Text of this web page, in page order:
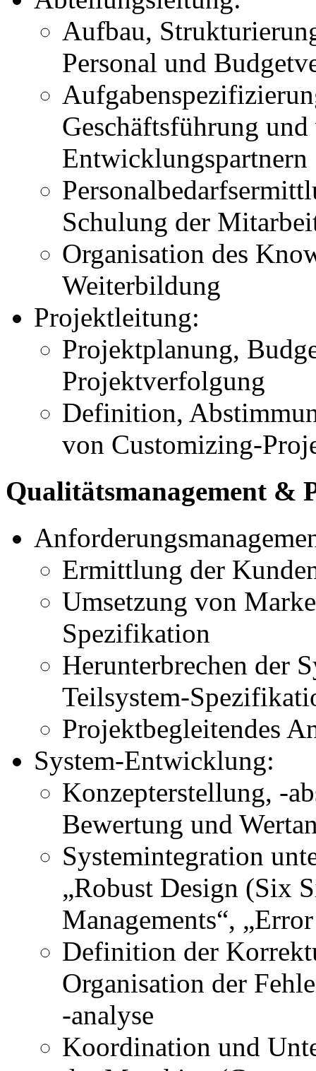
Aufbau,
Personal und
Geschäftsführung
Entwicklungspartnern
Schulung der
Organisation des
Weiterbildung
Projektleitung:
Projektplanung,
Projektverfolgung
Definition,
von Customizing-
Qualitätsmanagement &
Ermittlung der
Umsetzung von
Spezifikation
Herunterbrechen der
Teilsystem-
Projektbegleitendes
System-Entwicklung:
Konzepterstellung, -
Bewertung und
Systemintegration
„Robust Design (Six
Managements“,
Definition der
Organisation der
-analyse
Koordination und